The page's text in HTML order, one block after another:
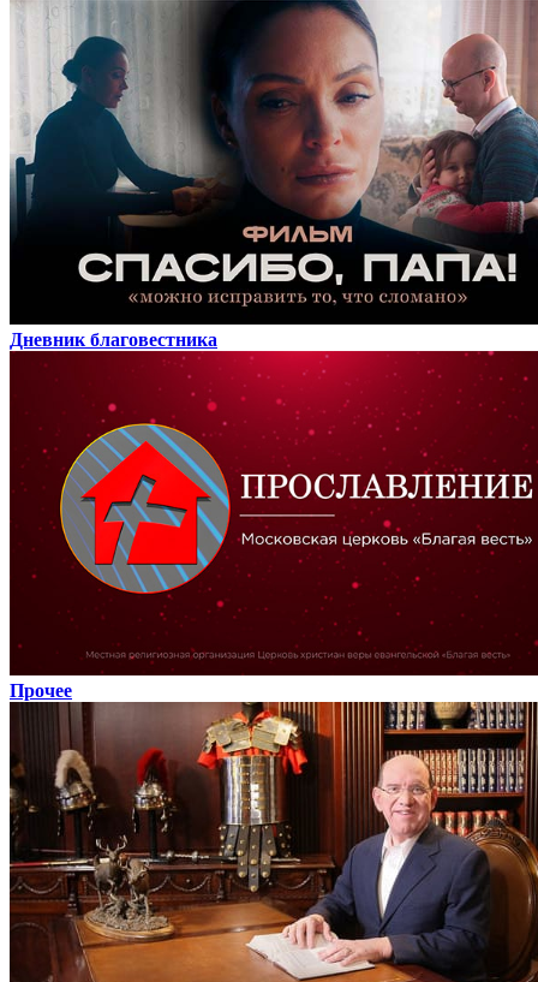
Дневник благовестника
Прочее